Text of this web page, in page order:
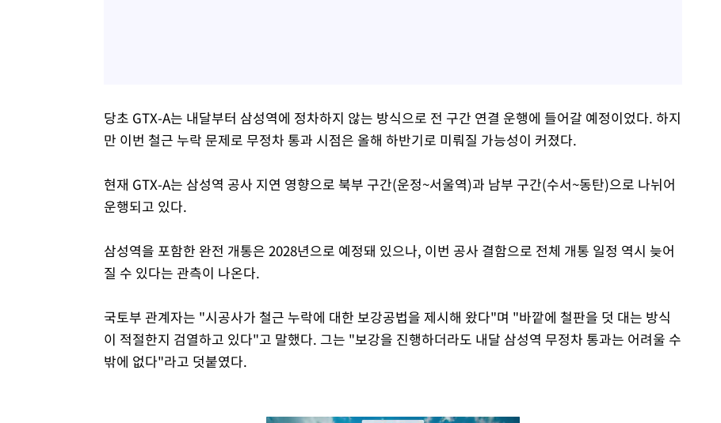
당초 GTX-A는 내달부터 삼성역에 정차하지 않는 방식으로 전 구간 연결 운행에 들어갈 예정이었다. 하지
만 이번 철근 누락 문제로 무정차 통과 시점은 올해 하반기로 미뤄질 가능성이 커졌다.
현재 GTX-A는 삼성역 공사 지연 영향으로 북부 구간(운정~서울역)과 남부 구간(수서~동탄)으로 나뉘어
운행되고 있다.
삼성역을 포함한 완전 개통은 2028년으로 예정돼 있으나, 이번 공사 결함으로 전체 개통 일정 역시 늦어
질 수 있다는 관측이 나온다.
국토부 관계자는 "시공사가 철근 누락에 대한 보강공법을 제시해 왔다"며 "바깥에 철판을 덧 대는 방식
이 적절한지 검열하고 있다"고 말했다. 그는 "보강을 진행하더라도 내달 삼성역 무정차 통과는 어려울 수
밖에 없다"라고 덧붙였다.